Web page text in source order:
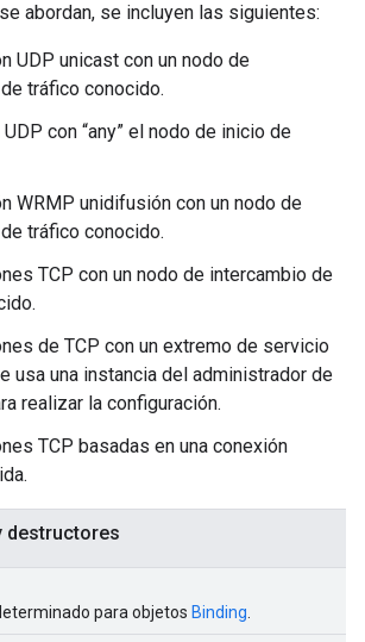
abordan, se incluyen las siguientes:
UDP unicast con un nodo de
tráfico conocido.
con “any” el nodo de inicio de
WRMP unidifusión con un nodo de
tráfico conocido.
TCP con un nodo de intercambio de
de TCP con un extremo de servicio
usa una instancia del administrador de
realizar la configuración.
TCP basadas en una conexión
destructores
para objetos Binding